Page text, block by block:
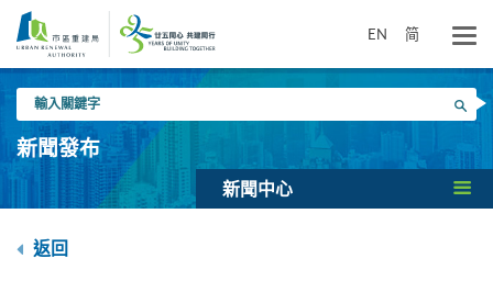
要
EN 简
入
關
鍵
搜尋
新聞發布
新聞中心
返回